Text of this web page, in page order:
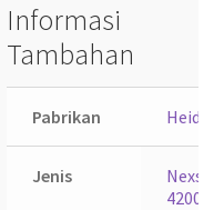
Informasi
Tambahan
Pabrikan
Jenis
4200